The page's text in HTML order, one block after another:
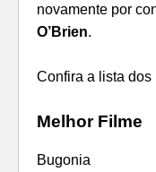
novamente por
O’Brien.
Confira a lista dos
Melhor Filme
Bugonia